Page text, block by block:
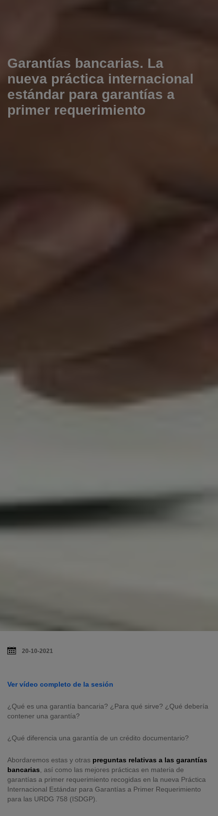
Garantías bancarias. La
nueva práctica internacional
estándar para garantías a
primer requerimiento
20-10-2021
Ver vídeo completo de la sesión
¿Qué es una garantía bancaria? ¿Para qué sirve? ¿Qué debería
contener una garantía?
¿Qué diferencia una garantía de un crédito documentario?
Abordaremos estas y otras preguntas relativas a las garantías
bancarias , así como las mejores prácticas en materia de
garantías a primer requerimiento recogidas en la nueva Práctica
Internacional Estándar para Garantías a Primer Requerimiento
para las URDG 758 (ISDGP).